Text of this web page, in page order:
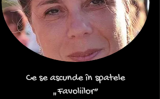
Ce se ascunde în spatele
„Favoliilor”